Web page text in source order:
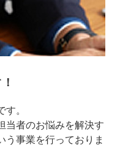
。
当者のお悩みを解決す
う事業を行っておりま